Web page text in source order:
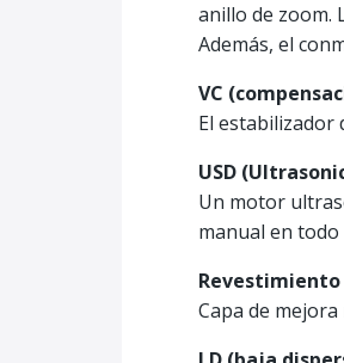
anillo de zoom.
Además, el
VC
El estabilizador
USD
Un motor
manual en
Revestimiento
Capa de